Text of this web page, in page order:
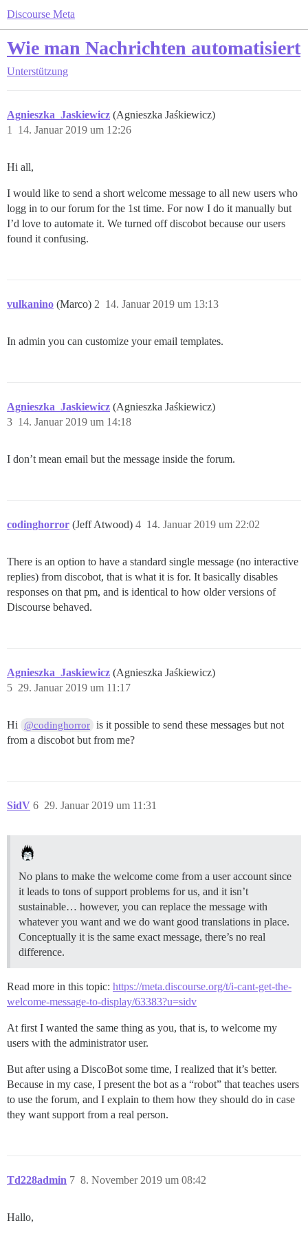
Discourse Meta
Wie man Nachrichten automatisiert
Unterstützung
Agnieszka_Jaskiewicz (Agnieszka Jaśkiewicz)
14. Januar 2019 um 12:26
1
Hi all,
I would like to send a short welcome message to all new users who
logg in to our forum for the 1st time. For now I do it manually but
I’d love to automate it. We turned off discobot because our users
found it confusing.
vulkanino (Marco) 14. Januar 2019 um 13:13
2
In admin you can customize your email templates.
Agnieszka_Jaskiewicz (Agnieszka Jaśkiewicz)
14. Januar 2019 um 14:18
3
I don’t mean email but the message inside the forum.
codinghorror (Jeff Atwood) 14. Januar 2019 um 22:02
4
There is an option to have a standard single message (no interactive
replies) from discobot, that is what it is for. It basically disables
responses on that pm, and is identical to how older versions of
Discourse behaved.
Agnieszka_Jaskiewicz (Agnieszka Jaśkiewicz)
29. Januar 2019 um 11:17
5
Hi @codinghorror is it possible to send these messages but not
from a discobot but from me?
SidV 29. Januar 2019 um 11:31
6
No plans to make the welcome come from a user account since
it leads to tons of support problems for us, and it isn’t
sustainable… however, you can replace the message with
whatever you want and we do want good translations in place.
Conceptually it is the same exact message, there’s no real
difference.
Read more in this topic: https://meta.discourse.org/t/i-cant-get-the-
welcome-message-to-display/63383?u=sidv
At first I wanted the same thing as you, that is, to welcome my
users with the administrator user.
But after using a DiscoBot some time, I realized that it’s better.
Because in my case, I present the bot as a “robot” that teaches users
to use the forum, and I explain to them how they should do in case
they want support from a real person.
Td228admin 8. November 2019 um 08:42
7
Hallo,